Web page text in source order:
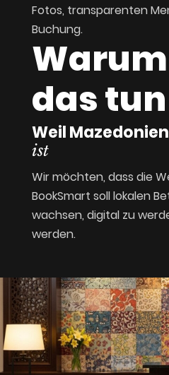
Fotos, transparenten
Buchung.
das tun
Weil Mazedonien
ist
Wir möchten, dass die
BookSmart soll lokalen
wachsen, digital zu
werden.